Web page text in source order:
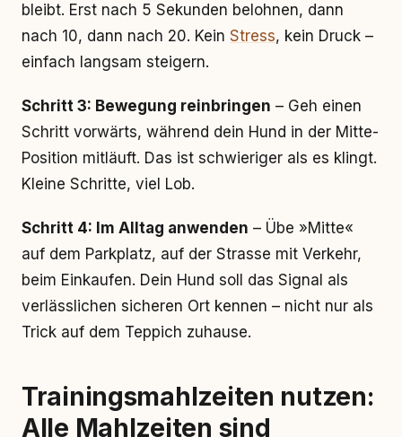
bleibt. Erst nach 5 Sekunden belohnen, dann
nach 10, dann nach 20. Kein Stress, kein Druck –
einfach langsam steigern.
Schritt 3: Bewegung reinbringen – Geh einen
Schritt vorwärts, während dein Hund in der Mitte-
Position mitläuft. Das ist schwieriger als es klingt.
Kleine Schritte, viel Lob.
Schritt 4: Im Alltag anwenden – Übe »Mitte«
auf dem Parkplatz, auf der Strasse mit Verkehr,
beim Einkaufen. Dein Hund soll das Signal als
verlässlichen sicheren Ort kennen – nicht nur als
Trick auf dem Teppich zuhause.
Trainingsmahlzeiten nutzen:
Alle Mahlzeiten sind